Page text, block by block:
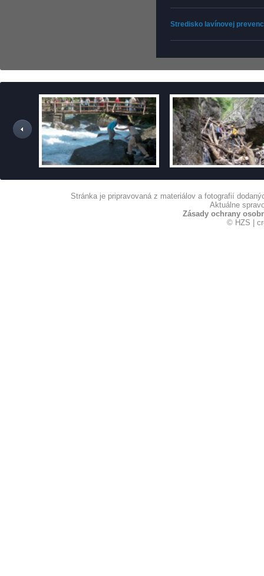
Stredisko lavínovej
Stránka je pripravovaná z materiálov a fotografií
Aktuálne
Zásady ochrany
© HZS |